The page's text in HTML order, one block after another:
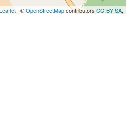
| ©OpenStreetMapcontributors CC-BY-SA,